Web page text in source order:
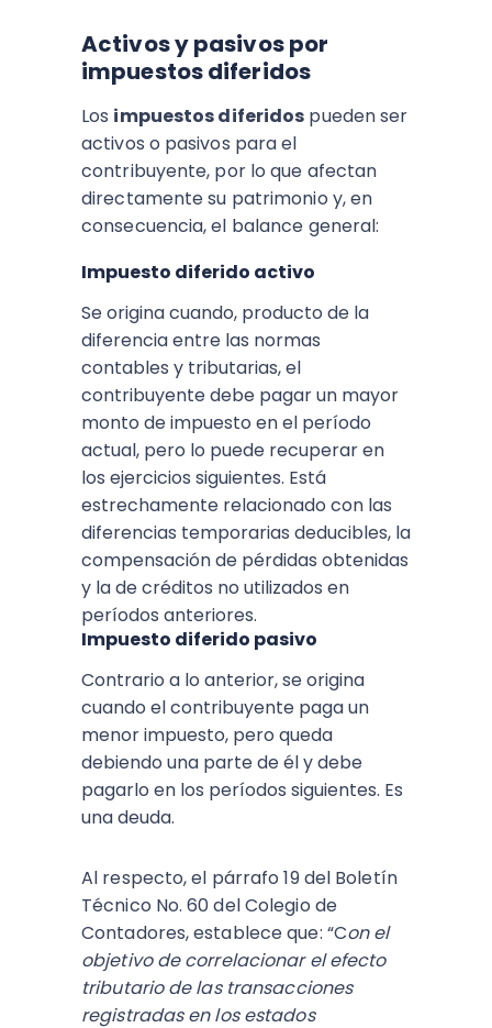
Activos y pasivos por
impuestos diferidos
Los impuestos diferidos pueden ser
activos o pasivos para el
contribuyente, por lo que afectan
directamente su patrimonio y, en
consecuencia, el balance general:
Impuesto diferido activo
Se origina cuando, producto de la
diferencia entre las normas
contables y tributarias, el
contribuyente debe pagar un mayor
monto de impuesto en el período
actual, pero lo puede recuperar en
los ejercicios siguientes. Está
estrechamente relacionado con las
diferencias temporarias deducibles, la
compensación de pérdidas obtenidas
y la de créditos no utilizados en
períodos anteriores.
Impuesto diferido pasivo
Contrario a lo anterior, se origina
cuando el contribuyente paga un
menor impuesto, pero queda
debiendo una parte de él y debe
pagarlo en los períodos siguientes. Es
una deuda.
Al respecto, el párrafo 19 del Boletín
Técnico No. 60 del Colegio de
Contadores, establece que: “Con el
objetivo de correlacionar el efecto
tributario de las transacciones
registradas en los estados